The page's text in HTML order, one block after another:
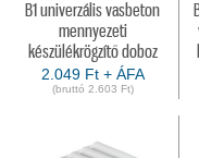
B1 univerzális vasbeton
mennyezeti
készülékrögzítő doboz
2.049 Ft + ÁFA
(bruttó 2.603 Ft)